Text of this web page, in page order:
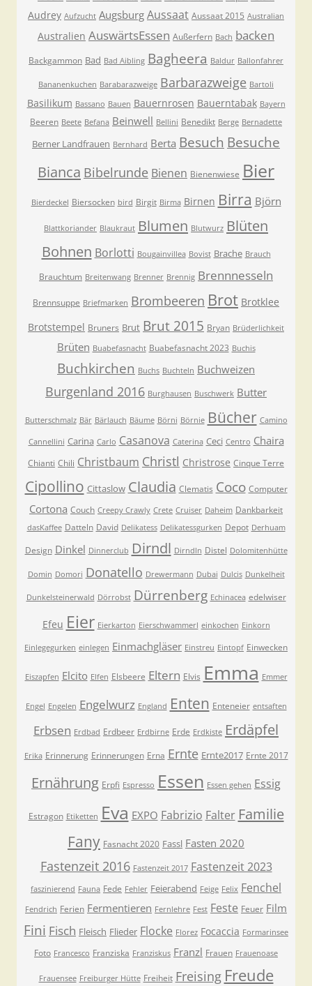
Audrey Aufzucht Augsburg Aussaat Aussaat 2015 Australian
Australien AuswärtsEssen Außerfern Bach backen
Backgammon Bad Bad Aibling Bagheera Baldur Ballonfahrer
Bananenkuchen Barabarazweige Barbarazweige Bartoli
Basilikum Bassano Bauen Bauernrosen Bauerntabak Bayern
Beeren Beete Befana Beinwell Bellini Benedikt Berge Bernadette
Berner Landfrauen Bernhard Berta Besuch Besuche
Bianca Bibelrunde Bienen Bienenwiese Bier
Bierdeckel Biersocken bird Birgit Birma Birnen Birra Björn
Blattkoriander Blaukraut Blumen Blutwurz Blüten
Bohnen Borlotti Bougainvillea Bovist Brache Brauch
Brauchtum Breitenwang Brenner Brennig Brennnesseln
Brennsuppe Briefmarken Brombeeren Brot Brotklee
Brotstempel Bruners Brut Brut 2015 Bryan Brüderlichkeit
Brüten Buabefasnacht Buabefasnacht 2023 Buchis
Buchkirchen Buchs Buchteln Buchweizen
Burgenland 2016 Burghausen Buschwerk Butter
Butterschmalz Bär Bärlauch Bäume Börni Börnie Bücher Camino
Cannellini Carina Carlo Casanova Caterina Ceci Centro Chaira
Chianti Chili Christbaum Christl Christrose Cinque Terre
Cipollino Cittaslow Claudia Clematis Coco Computer
Cortona Couch Creepy Crawly Crete Cruiser Daheim Dankbarkeit
dasKaffee Datteln David Delikatess Delikatessgurken Depot Derhuam
Design Dinkel Dinnerclub Dirndl Dirndln Distel Dolomitenhütte
Domin Domori Donatello Drewermann Dubai Dulcis Dunkelheit
Dunkelsteinerwald Dörrobst Dürrenberg Echinacea edelwiser
Efeu Eier Eierkarton Eierschwammerl einkochen Einkorn
Einlegegurken einlegen Einmachgläser Einstreu Eintopf Einwecken
Eiszapfen Elcito Elfen Elsbeere Eltern Elvis Emma Emmer
Engel Engelen Engelwurz England Enten Enteneier entsaften
Erbsen Erdbad Erdbeer Erdbirne Erde Erdkiste Erdäpfel
Erika Erinnerung Erinnerungen Erna Ernte Ernte2017 Ernte 2017
Ernährung Erpfi Espresso Essen Essen gehen Essig
Estragon Etiketten Eva EXPO Fabrizio Falter Familie
Fany Fasnacht 2020 Fassl Fasten 2020
Fastenzeit 2016 Fastenzeit 2017 Fastenzeit 2023
faszinierend Fauna Fede Fehler Feierabend Feige Felix Fenchel
Fendrich Ferien Fermentieren Fernlehre Fest Feste Feuer Film
Fini Fisch Fleisch Flieder Flocke Florez Focaccia Formarinsee
Foto Francesco Franziska Franziskus Franzl Frauen Frauenoase
Frauensee Freiburger Hütte Freiheit Freising Freude